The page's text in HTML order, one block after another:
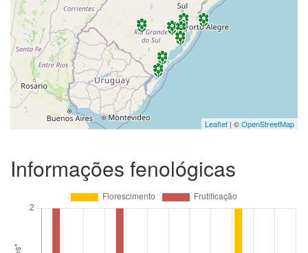
Leaflet | ©OpenStreetMap
Informações fenológicas